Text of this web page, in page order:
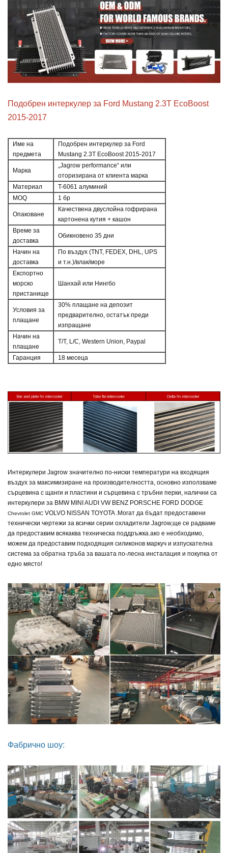
Подобрен интеркулер за Ford Mustang 2.3T EcoBoost
2015-2017
Име на
предмета
Подобрен интеркулер за Ford
Mustang 2.3T EcoBoost 2015-2017
Марка
„Jagrow performance“ или
оторизирана от клиента марка
Материал
T-6061 алуминий
MOQ
1 бр
Опаковане
Качествена двуслойна гофрирана
картонена кутия + кашон
Време за
доставка
Обикновено 35 дни
Начин на
доставка
По въздух (TNT, FEDEX, DHL, UPS
и т.н.)/влак/море
Експортно
морско
пристанище
Шанхай или Нингбо
Условия за
плащане
30% плащане на депозит
предварително, остатък преди
изпращане
Начин на
плащане
T/T, L/C, Western Union, Paypal
Гаранция 18 месеца
Интеркулери Jagrow значително по-ниски температури на входящия
въздух за максимизиране на производителността, основно използваме
сърцевина с щанги и пластини и сърцевина с тръбни перки, налични са
интеркулери за BMW MINI AUDI VW BENZ PORSCHE FORD DODGE
Chevrolet GMC VOLVO NISSAN TOYOTA .Могат да бъдат предоставени
технически чертежи за всички серии охладители Jagrow,ще се радваме
да предоставим всякаква техническа поддръжка.ако е необходимо,
можем да предоставим подходящия силиконов маркуч и изпускателна
система за обратна тръба за вашата по-лесна инсталация и покупка от
едно място!
Фабрично шоу: